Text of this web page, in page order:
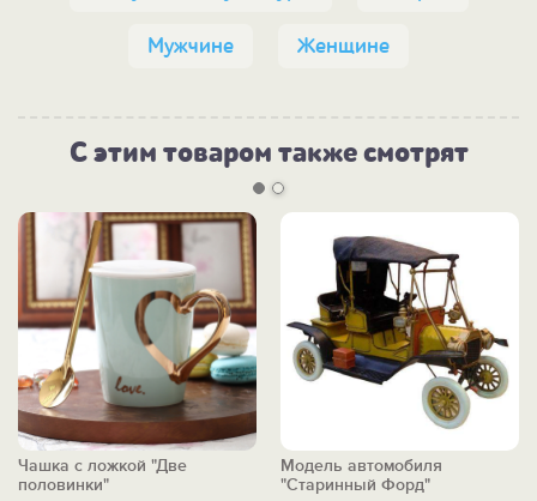
Мужчине Женщине
С этим товаром также смотрят
Чашка с ложкой "Две
половинки"
Модель автомобиля
"Старинный Форд"